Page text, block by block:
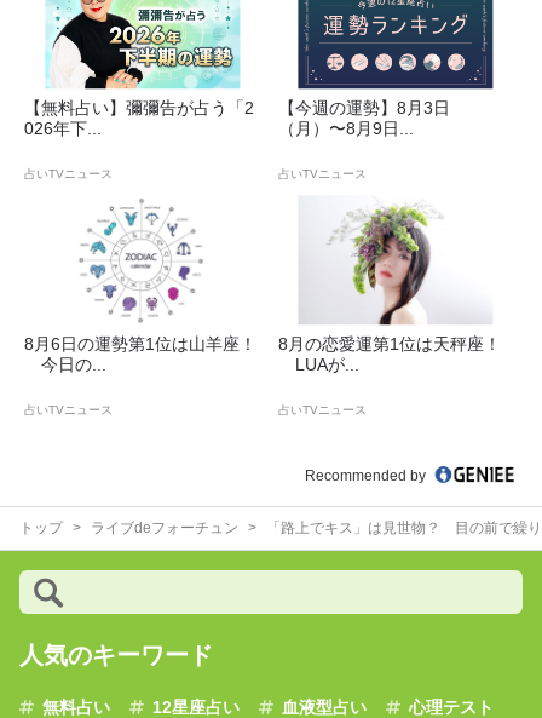
【無料占い】彌彌告が占う「2
026年下...
占いTVニュース
【今週の運勢】8月3日
（月）〜8月9日...
占いTVニュース
8月6日の運勢第1位は山羊座！
今日の...
占いTVニュース
8月の恋愛運第1位は天秤座！
LUAが...
占いTVニュース
Recommended by
トップ ライブdeフォーチュン 「路上でキス」は見世物？ 目の前で繰
人気のキーワード
無料占い 12星座占い 血液型占い 心理テスト